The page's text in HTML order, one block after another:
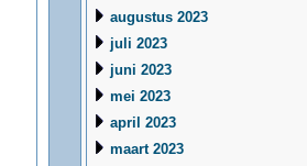
augustus 2023
juli 2023
juni 2023
mei 2023
april 2023
maart 2023